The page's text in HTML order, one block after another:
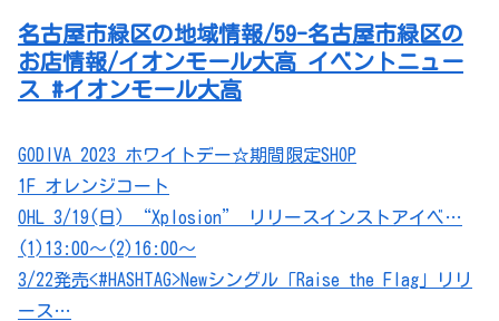
名古屋市緑区の地域情報/59-名古屋市緑区の
お店情報/イオンモール大高 イベントニュー
ス #イオンモール大高
GODIVA 2023 ホワイトデー☆期間限定SHOP
1F オレンジコート
OHL 3/19(日) “Xplosion” リリースインストアイベ…
(1)13:00～(2)16:00～
3/22発売<#HASHTAG>Newシングル「Raise the Flag」リリ
ース…